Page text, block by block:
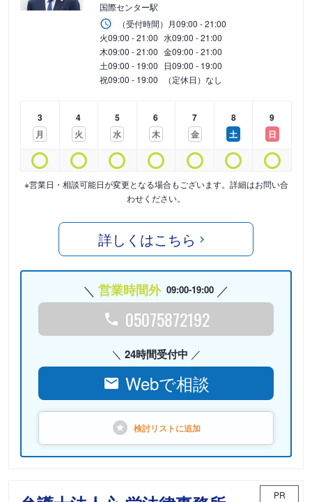
国際センター駅
（受付時間） 月09:00 - 21:00
火09:00 - 21:00 水09:00 - 21:00
木09:00 - 21:00 金09:00 - 21:00
土09:00 - 19:00 日09:00 - 19:00
祝09:00 - 19:00 （定休日）なし
3
月
4
火
5
水
6
木
7
金
8
土
9
日
※営業日・相談可能日が変更となる場合もございます。詳細はお問い合
わせください。
詳しくはこちら
営業時間外 09:00-19:00
05075872192
24時間受付中
Webで相談
検討リストに追加
PR